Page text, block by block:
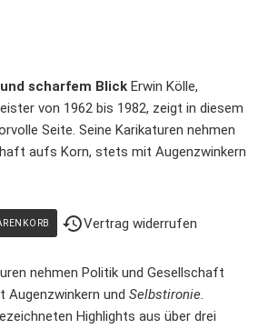
scharfem Blick Erwin Kölle,
von 1962 bis 1982, zeigt in diesem
Seite. Seine Karikaturen nehmen
aufs Korn, stets mit Augenzwinkern
Vertrag widerrufen
nehmen Politik und Gesellschaft
Augenzwinkern undSelbstironie.
Highlights aus über drei